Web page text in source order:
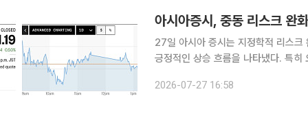
아시아증시, 중동 리스크
27일 아시아 증시는 지정학적 리스크
긍정적인 상승 흐름을 나타냈다. 특
4% 이상 급락하면서 인플레이션 재
2026-07-27 16:58